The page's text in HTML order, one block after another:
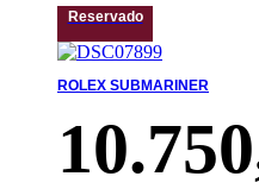
Reservado
ROLEX SUBMARINER